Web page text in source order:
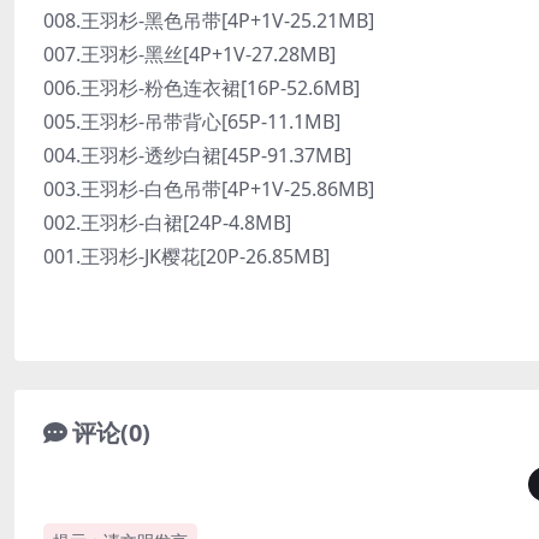
008.王羽杉-黑色吊带[4P+1V-25.21MB]
007.王羽杉-黑丝[4P+1V-27.28MB]
006.王羽杉-粉色连衣裙[16P-52.6MB]
005.王羽杉-吊带背心[65P-11.1MB]
004.王羽杉-透纱白裙[45P-91.37MB]
003.王羽杉-白色吊带[4P+1V-25.86MB]
002.王羽杉-白裙[24P-4.8MB]
001.王羽杉-JK樱花[20P-26.85MB]
评论(0)